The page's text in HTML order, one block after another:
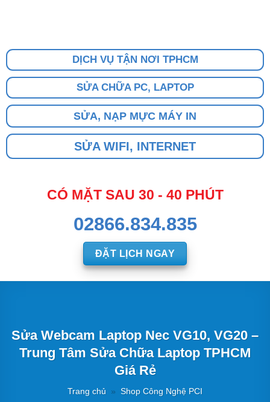
DỊCH VỤ TẬN NƠI TPHCM
SỬA CHỮA PC, LAPTOP
SỬA, NẠP MỰC MÁY IN
SỬA WIFI, INTERNET
CÓ MẶT SAU 30 - 40 PHÚT
02866.834.835
ĐẶT LỊCH NGAY
Sửa Webcam Laptop Nec VG10, VG20 –
Trung Tâm Sửa Chữa Laptop TPHCM
Giá Rẻ
Trang chủ » Shop Công Nghệ PCI